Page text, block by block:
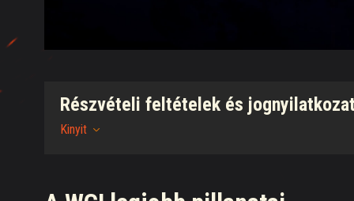
Részvételi feltételek és
Kinyit